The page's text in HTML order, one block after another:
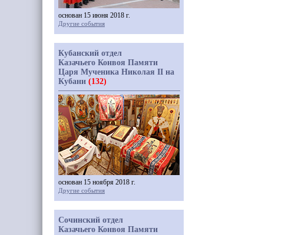
основан 15 июня 2018 г.
Другие события
Кубанский отдел
Казачьего Конвоя Памяти
Царя Мученика Николая II на
Кубани (132)
основан 15 ноября 2018 г.
Другие события
Сочинский отдел
Казачьего Конвоя Памяти